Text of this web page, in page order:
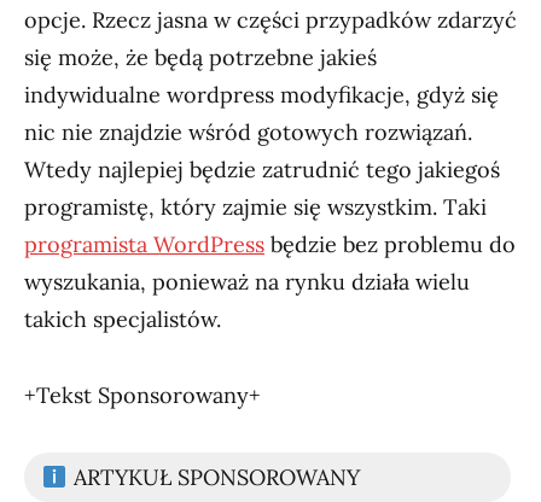
opcje. Rzecz jasna w części przypadków zdarzyć
się może, że będą potrzebne jakieś
indywidualne wordpress modyfikacje, gdyż się
nic nie znajdzie wśród gotowych rozwiązań.
Wtedy najlepiej będzie zatrudnić tego jakiegoś
programistę, który zajmie się wszystkim. Taki
programista WordPress będzie bez problemu do
wyszukania, ponieważ na rynku działa wielu
takich specjalistów.
+Tekst Sponsorowany+
ARTYKUŁ SPONSOROWANY